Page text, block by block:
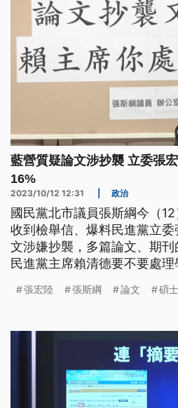
藍營質疑論文涉抄襲 立委張
16%
2023/10/12 12:31 政治
國民黨北市議員張斯綱今（
收到檢舉信、爆料民進黨立
文涉嫌抄襲，多篇論文、期
民進黨主席賴清德要不要處
比對，論文相似度只有16%，
張宏陸 張斯綱 論文 碩